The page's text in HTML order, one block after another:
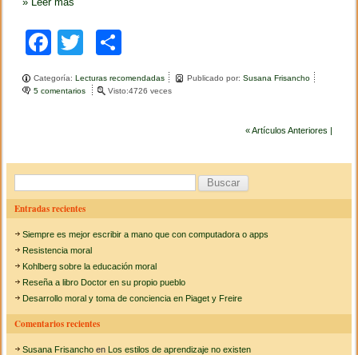
F
a
c
o
o
k
tt
m
tir
Categoría:Lecturas recomendadas Publicado por:Susana Frisancho
5 comentarios
b
i
d
C
o
m
a
n
i
Visto:4726 veces
« Artículos Anteriores |
u
c
a
Entradas recientes
Siempre es mejor escribir a mano que con computadora o apps
Resistencia moral
Kohlberg sobre la educación moral
Reseña a libro Doctor en su propio pueblo
Desarrollo moral y toma de conciencia en Piaget y Freire
Comentarios recientes
Susana Frisancho enLos estilos de aprendizaje no existen